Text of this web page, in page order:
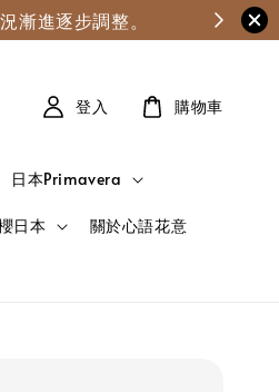
漸進逐步調整。
日本Primavera
日本 關於心語花意
登入 購物車